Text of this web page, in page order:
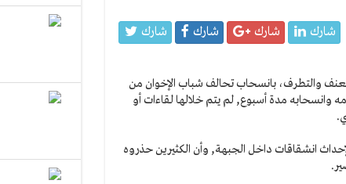
شارك شارك شارك شارك
والتطرف، بانسحاب تحالف شباب الإخوان من
وانسحابه مدة أسبوع, لم يتم خلالها لقاءات أو
انشقاقات داخل الجبهة, وأن الكثيرين حذروه